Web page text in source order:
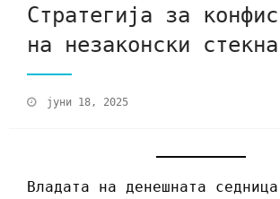
Стратегија за
на незаконски
јуни 18, 2025
Владата на денешната